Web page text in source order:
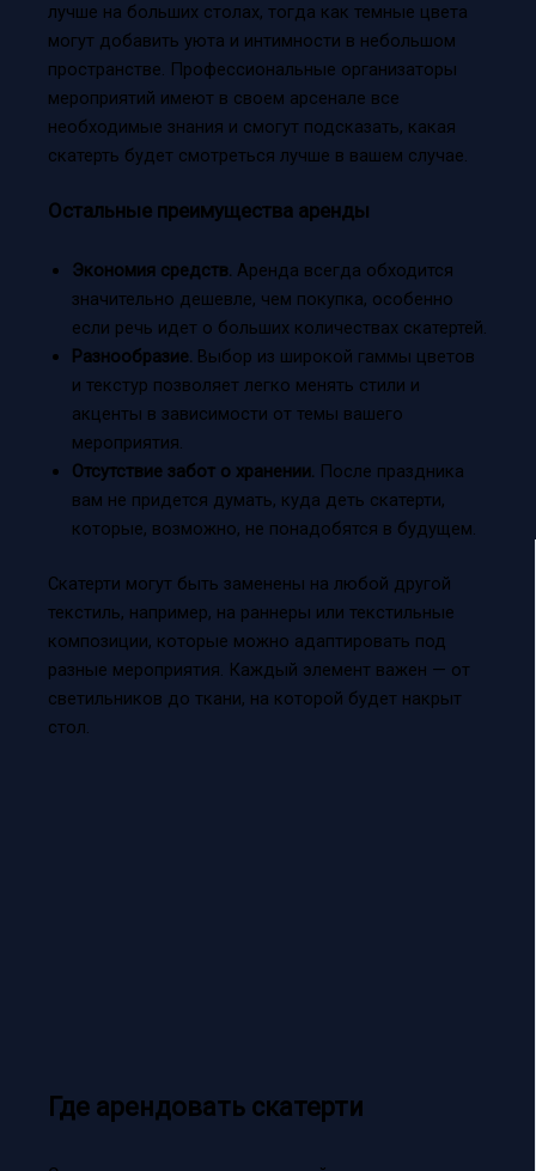
лучше на больших столах, тогда как темные цвета
могут добавить уюта и интимности в небольшом
пространстве. Профессиональные организаторы
мероприятий имеют в своем арсенале все
необходимые знания и смогут подсказать, какая
скатерть будет смотреться лучше в вашем случае.
Остальные преимущества аренды
Экономия средств. Аренда всегда обходится
значительно дешевле, чем покупка, особенно
если речь идет о больших количествах скатертей.
Разнообразие. Выбор из широкой гаммы цветов
и текстур позволяет легко менять стили и
акценты в зависимости от темы вашего
мероприятия.
Отсутствие забот о хранении. После праздника
вам не придется думать, куда деть скатерти,
которые, возможно, не понадобятся в будущем.
Скатерти могут быть заменены на любой другой
текстиль, например, на раннеры или текстильные
композиции, которые можно адаптировать под
разные мероприятия. Каждый элемент важен — от
светильников до ткани, на которой будет накрыт
стол.
Где арендовать скатерти